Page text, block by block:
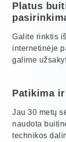
Platus
Galite rinktis
internetinėje
galime
Patikima
Jau 30 metų
naudota
technikos